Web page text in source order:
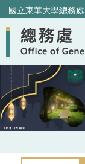
跳
到
主
內
容
區
國立東華大學總務處